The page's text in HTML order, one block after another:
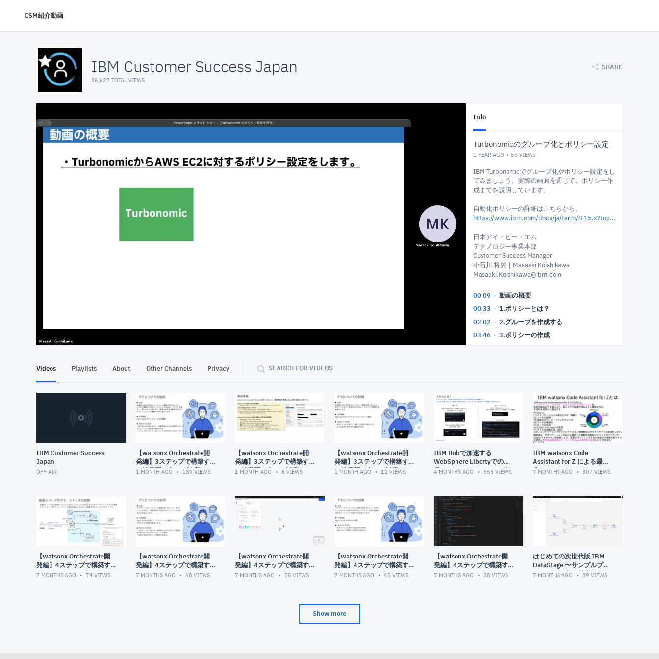
CSM紹介動画
IBM Customer Success Japan
36,627 TOTAL VIEWS
SHARE
Info
Turbonomicのグループ化とポリシー設定
1 YEAR AGO 55 VIEWS
IBM Turbonomicでグループ化やポリシー設定をし
てみましょう。実際の画面を通じて、ポリシー作
成までを説明しています。
自動化ポリシーの詳細はこちらから。
https://www.ibm.com/docs/ja/tarm/8.15.x?topic=policies-automation
日本アイ・ビー・エム
テクノロジー事業本部
Customer Success Manager
小石川 将晃｜Masaaki Koishikawa
Masaaki.Koishikawa@ibm.com
00:09
動画の概要
00:33
1.ポリシーとは？
02:02
2.グループを作成する
03:46
3.ポリシーの作成
Videos Playlists About Other Channels Privacy SEARCH FOR VIDEOS
IBM Customer Success
Japan
OFF-AIR
【watsonx Orchestrate開
発編】3ステップで構築す
る社員問い合わせ対応AIエ
1 MONTH AGO 189 VIEWS
【watsonx Orchestrate開
発編】3ステップで構築す
る社員問い合わせ対応AIエ
1 MONTH AGO 6 VIEWS
【watsonx Orchestrate開
発編】3ステップで構築す
る社員問い合わせ対応AIエ
ジェントの作成
1 MONTH AGO 12 VIEWS
IBM Bobで加速する
WebSphere Libertyでの開
発 - スキルアセットのご紹
4 MONTHS AGO 655 VIEWS
IBM watsonx Code
Assistant for Z による最適
化
7 MONTHS AGO 307 VIEWS
【watsonx Orchestrate開
発編】4ステップで構築す
るカスタマーサポートシス
7 MONTHS AGO 74 VIEWS
【watsonx Orchestrate開
発編】4ステップで構築す
るカスタマーサポートシス
7 MONTHS AGO 68 VIEWS
【watsonx Orchestrate開
発編】4ステップで構築す
るカスタマーサポートシス
7 MONTHS AGO 55 VIEWS
【watsonx Orchestrate開
発編】4ステップで構築す
るカスタマーサポートシス
7 MONTHS AGO 45 VIEWS
【watsonx Orchestrate開
発編】4ステップで構築す
るカスタマーサポートシス
7 MONTHS AGO 38 VIEWS
はじめての次世代版 IBM
DataStage 〜サンプルプロ
ジェクトで学ぶ基本操作〜
7 MONTHS AGO 89 VIEWS
Show more